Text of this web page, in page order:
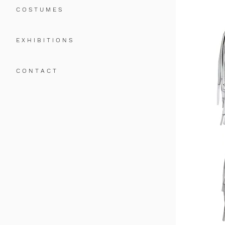
C O S T U M E S
E X H I B I T I O N S
C O N T A C T